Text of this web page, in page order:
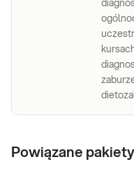
Powiązane pakiety